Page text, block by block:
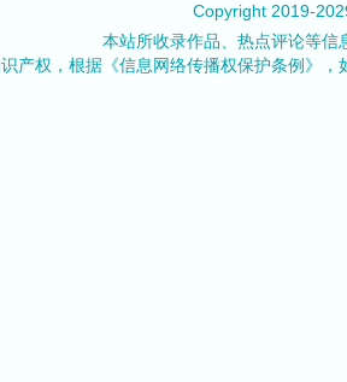
Copyright 2019-
本站所收录作品、热点评论等
产权，根据《信息网络传播权保护条例》